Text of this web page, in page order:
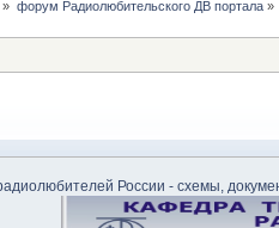
» форум Радиолюбительского ДВ портала»